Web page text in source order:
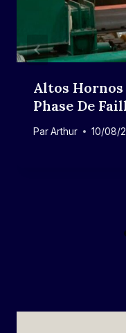
Altos Hornos
Phase De
ParArthur 10/08/